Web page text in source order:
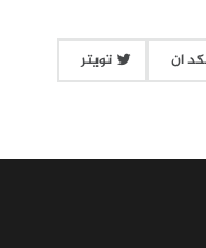
ان تويتر